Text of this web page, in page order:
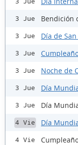
3 Jue Bendición
3 Jue Día de San
3 Jue
3 Jue Noche de
3 Jue Día
3 Jue Día
4 Vie Día
4 Vie